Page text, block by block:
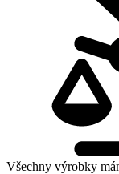
Všechny výrobky